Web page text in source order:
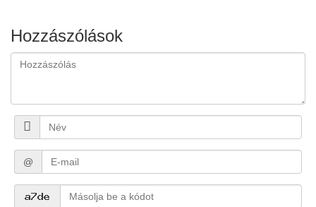
Hozzászólások
@